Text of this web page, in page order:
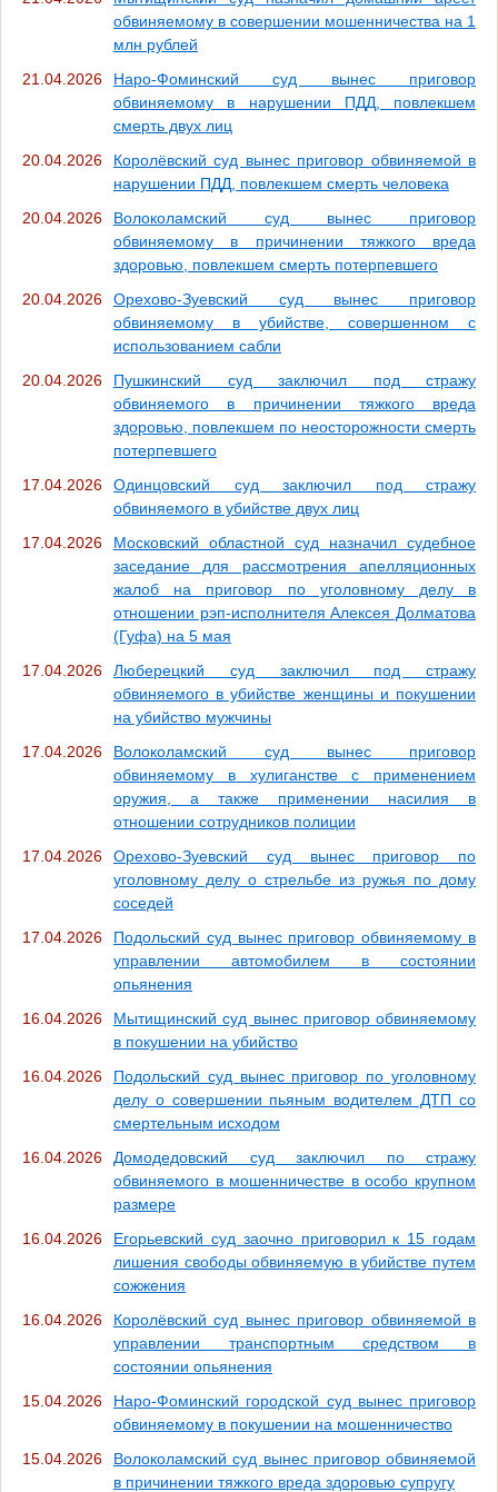
обвиняемому в совершении мошенничества на 1
млн рублей
21.04.2026
Наро-Фоминский суд вынес приговор
обвиняемому в нарушении ПДД, повлекшем
смерть двух лиц
20.04.2026
Королёвский суд вынес приговор обвиняемой в
нарушении ПДД, повлекшем смерть человека
20.04.2026
Волоколамский суд вынес приговор
обвиняемому в причинении тяжкого вреда
здоровью, повлекшем смерть потерпевшего
20.04.2026
Орехово-Зуевский суд вынес приговор
обвиняемому в убийстве, совершенном с
использованием сабли
20.04.2026
Пушкинский суд заключил под стражу
обвиняемого в причинении тяжкого вреда
здоровью, повлекшем по неосторожности смерть
потерпевшего
17.04.2026
Одинцовский суд заключил под стражу
обвиняемого в убийстве двух лиц
17.04.2026
Московский областной суд назначил судебное
заседание для рассмотрения апелляционных
жалоб на приговор по уголовному делу в
отношении рэп-исполнителя Алексея Долматова
(Гуфа) на 5 мая
17.04.2026
Люберецкий суд заключил под стражу
обвиняемого в убийстве женщины и покушении
на убийство мужчины
17.04.2026
Волоколамский суд вынес приговор
обвиняемому в хулиганстве с применением
оружия, а также применении насилия в
отношении сотрудников полиции
17.04.2026
Орехово-Зуевский суд вынес приговор по
уголовному делу о стрельбе из ружья по дому
соседей
17.04.2026
Подольский суд вынес приговор обвиняемому в
управлении автомобилем в состоянии
опьянения
16.04.2026
Мытищинский суд вынес приговор обвиняемому
в покушении на убийство
16.04.2026
Подольский суд вынес приговор по уголовному
делу о совершении пьяным водителем ДТП со
смертельным исходом
16.04.2026
Домодедовский суд заключил по стражу
обвиняемого в мошенничестве в особо крупном
размере
16.04.2026
Егорьевский суд заочно приговорил к 15 годам
лишения свободы обвиняемую в убийстве путем
сожжения
16.04.2026
Королёвский суд вынес приговор обвиняемой в
управлении транспортным средством в
состоянии опьянения
15.04.2026
Наро-Фоминский городской суд вынес приговор
обвиняемому в покушении на мошенничество
15.04.2026
Волоколамский суд вынес приговор обвиняемой
в причинении тяжкого вреда здоровью супругу